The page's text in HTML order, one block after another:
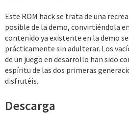
Este ROM hack se trata de una
posible de la demo, convirtiéndola
contenido ya existente en la demo
prácticamente sin adulterar. Los
de un juego en desarrollo han sido
espíritu de las dos primeras
disfrutéis.
Descarga